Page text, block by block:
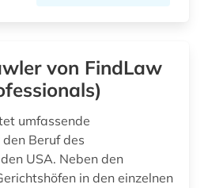
von FindLaw
umfassende
Beruf des
USA. Neben den
in den einzelnen